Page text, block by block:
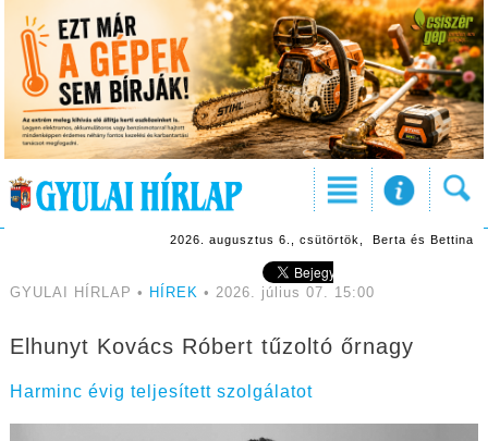
2026. augusztus 6., csütörtök, Berta és Bettina
GYULAI HÍRLAP • HÍREK • 2026. július 07. 15:00
Elhunyt Kovács Róbert tűzoltó őrnagy
Harminc évig teljesített szolgálatot